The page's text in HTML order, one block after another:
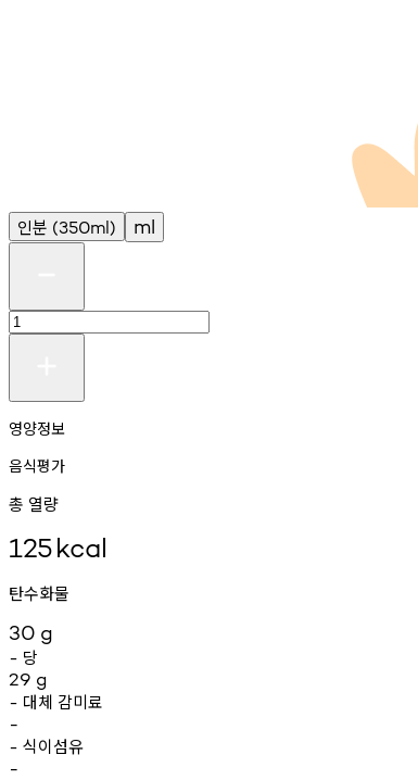
인분 (350ml) ml
영양정보
음식평가
총 열량
125kcal
탄수화물
30 g
- 당
29 g
- 대체 감미료
-
- 식이섬유
-